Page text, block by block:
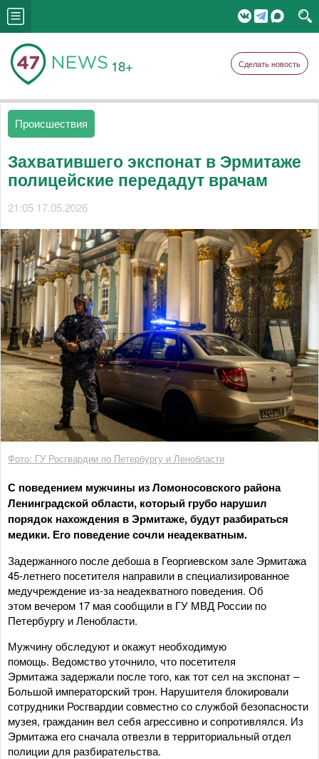
18+ Сделать новость
Происшествия
Захватившего экспонат в Эрмитаже
полицейские передадут врачам
21:05 17.05.2026
Фото: ГУ Росгвардии по Петербургу и Ленобласти
С поведением мужчины из Ломоносовского района
Ленинградской области, который грубо нарушил
порядок нахождения в Эрмитаже, будут разбираться
медики. Его поведение сочли неадекватным.
Задержанного после дебоша в Георгиевском зале Эрмитажа
45-летнего посетителя направили в специализированное
медучреждение из-за неадекватного поведения. Об
этом вечером 17 мая сообщили в ГУ МВД России по
Петербургу и Ленобласти.
Мужчину обследуют и окажут необходимую
помощь. Ведомство уточнило, что посетителя
Эрмитажа задержали после того, как тот сел на экспонат –
Большой императорский трон. Нарушителя блокировали
сотрудники Росгвардии совместно со службой безопасности
музея, гражданин вел себя агрессивно и сопротивлялся. Из
Эрмитажа его сначала отвезли в территориальный отдел
полиции для разбирательства.